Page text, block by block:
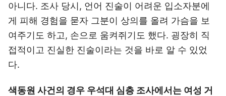
아니다. 조사 당시, 언어 진술이 어려운 입소자분에
게 피해 경험을 묻자 그분이 상의를 올려 가슴을 보
여주기도 하고, 손으로 움켜쥐기도 했다. 굉장히 직
접적이고 진실한 진술이라는 것을 바로 알 수 있었
다.
색동원 사건의 경우 우석대 심층 조사에서는 여성 거